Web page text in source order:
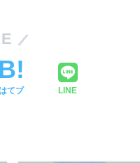
てブ LINE